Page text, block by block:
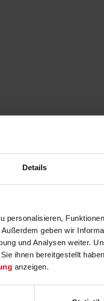
Details
personalisieren,
geben wir
und Analysen weiter.
ihnen bereitgestellt
anzeigen.